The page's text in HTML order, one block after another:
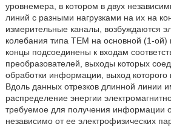
уровнемера, в котором в двух
линий с разными нагрузками на их на
измерительные каналы, возбуждаются
колебания типа ТЕМ на основной (1-ой)
концы подсоединены к входам
преобразователей, выходы которых
обработки информации, выход которого
Вдоль данных отрезков длинной линии
распределение энергии
требуемое для получения информации
независимо от ее электрофизических